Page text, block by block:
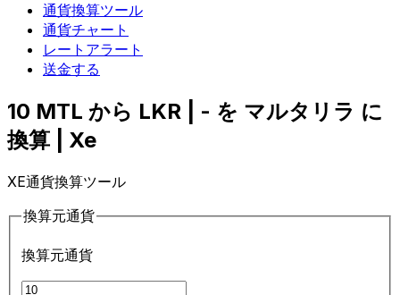
通貨換算ツール
通貨チャート
レートアラート
送金する
10 MTL から LKR | - を マルタリラ に
換算 | Xe
XE通貨換算ツール
換算元通貨
換算元通貨